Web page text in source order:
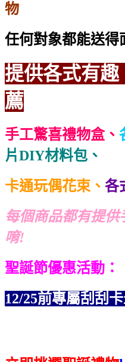
物
任何對象都能送得
提供各式有
薦
手工驚喜禮物盒、
片DIY材料包、
卡通玩偶花束、 各
每個商品都有提
唷!
聖誕節優惠活動：
12/25前專屬刮刮